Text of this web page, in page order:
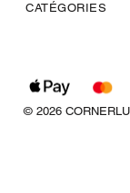
CATÉGORIES
© 2026